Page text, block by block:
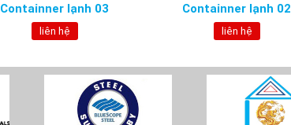
Containner lạnh 03
liên hệ
Containner lạnh 02
liên hệ